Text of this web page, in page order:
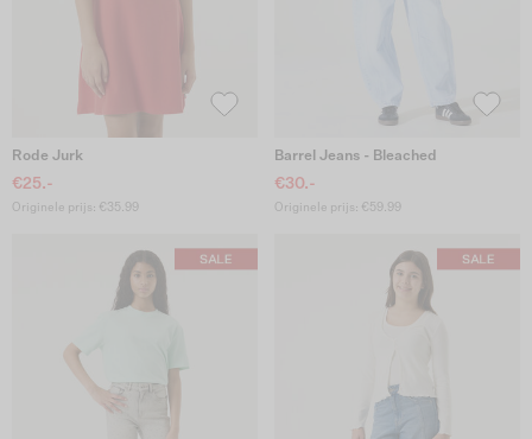
Rode Jurk
€25.-
Originele prijs: €35.99
Barrel Jeans - Bleached
€30.-
Originele prijs: €59.99